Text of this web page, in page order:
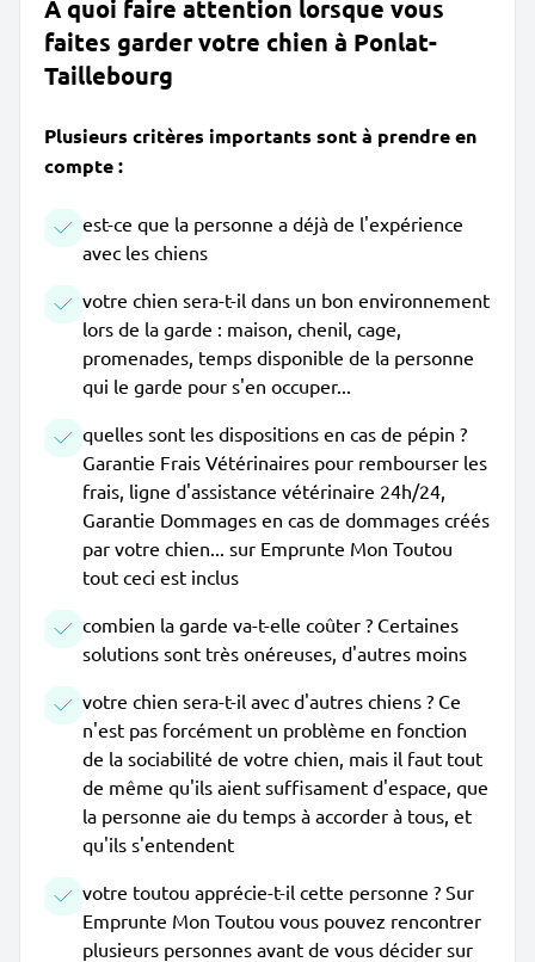
À quoi faire attention lorsque vous
faites garder votre chien à Ponlat-
Taillebourg
Plusieurs critères importants sont à prendre en
compte :
est-ce que la personne a déjà de l'expérience
avec les chiens
votre chien sera-t-il dans un bon environnement
lors de la garde : maison, chenil, cage,
promenades, temps disponible de la personne
qui le garde pour s'en occuper...
quelles sont les dispositions en cas de pépin ?
Garantie Frais Vétérinaires pour rembourser les
frais, ligne d'assistance vétérinaire 24h/24,
Garantie Dommages en cas de dommages créés
par votre chien... sur Emprunte Mon Toutou
tout ceci est inclus
combien la garde va-t-elle coûter ? Certaines
solutions sont très onéreuses, d'autres moins
votre chien sera-t-il avec d'autres chiens ? Ce
n'est pas forcément un problème en fonction
de la sociabilité de votre chien, mais il faut tout
de même qu'ils aient suffisament d'espace, que
la personne aie du temps à accorder à tous, et
qu'ils s'entendent
votre toutou apprécie-t-il cette personne ? Sur
Emprunte Mon Toutou vous pouvez rencontrer
plusieurs personnes avant de vous décider sur